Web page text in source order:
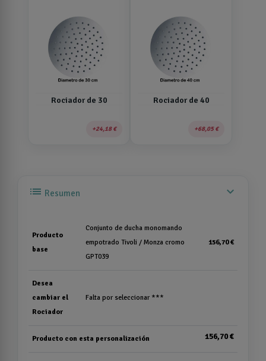
Rociador de 30
24,18 €
Rociador de 40
68,05 €
list Resumen expand_more
Producto
base
Conjunto de ducha monomando
empotrado Tivoli / Monza cromo
GPT039
156,70 €
Desea
cambiar el
Rociador
Falta por seleccionar ***
Producto con esta personalización 156,70 €